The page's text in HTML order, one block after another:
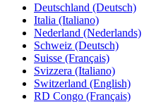
Deutschland (Deutsch)
Italia (Italiano)
Nederland (Nederlands)
Schweiz (Deutsch)
Suisse (Français)
Svizzera (Italiano)
Switzerland (English)
RD Congo (Français)